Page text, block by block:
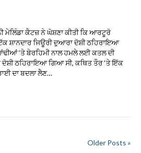
ਕੈਟਜ਼ ਨੇ ਘੋਸ਼ਣਾ ਕੀਤੀ ਕਿ ਆਰਟੂਰੋ
ਸ਼ਾਨਦਾਰ ਜਿਊਰੀ ਦੁਆਰਾ ਦੋਸ਼ੀ ਠਹਿਰਾਇਆ
‘ਤੇ ਬੇਰਹਿਮੀ ਨਾਲ ਹਮਲੇ ਲਈ ਕਤਲ ਦੀ
ਠਹਿਰਾਇਆ ਗਿਆ ਸੀ, ਕਥਿਤ ਤੌਰ ‘ਤੇ ਇੱਕ
ਦਾ ਬਦਲਾ ਲੈਣ…
Older Posts »